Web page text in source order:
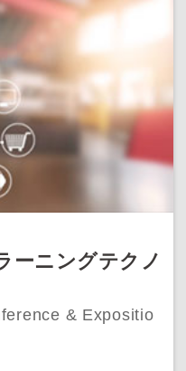
ーニングテクノ
& Expositio